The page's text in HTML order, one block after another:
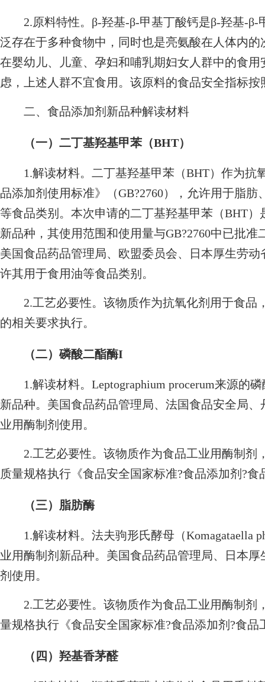
2.原料特性。β-羟基-β-甲基丁酸钙是β-羟基-β-
泛存在于多种食物中，同时也是亮氨酸在人体内
在婴幼儿、儿童、孕妇和哺乳期妇女人群中的食
虑，上述人群不宜食用。该原料的食品安全指标按
二、食品添加剂新品种解读材料
（一）二丁基羟基甲苯（BHT）
1.解读材料。二丁基羟基甲苯（BHT）作为抗
品添加剂使用标准》（GB?2760），允许用于脂
等食品类别。本次申请的二丁基羟基甲苯（BHT
新品种，其使用范围和使用量与GB?2760中已批
美国食品药品管理局、欧盟委员会、日本厚生劳
许其用于食用油等食品类别。
2.工艺必要性。该物质作为抗氧化剂用于食品
的相关要求执行。
（二）磷酸二酯酶I
1.解读材料。Leptographium procerum来源的
新品种。美国食品药品管理局、法国食品安全局
业用酶制剂使用。
2.工艺必要性。该物质作为食品工业用酶制剂
质量规格执行《食品安全国家标准?食品添加剂?食
（三）脂肪酶
1.解读材料。法夫驹形氏酵母（Komagataella
业用酶制剂新品种。美国食品药品管理局、日本
剂使用。
2.工艺必要性。该物质作为食品工业用酶制剂
量规格执行《食品安全国家标准?食品添加剂?食品
（四）羟基香茅醛